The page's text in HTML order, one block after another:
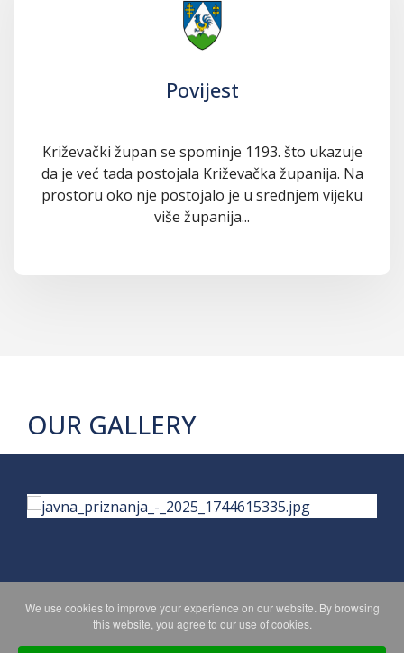
Povijest
Križevački župan se spominje 1193. što ukazuje
da je već tada postojala Križevačka županija. Na
prostoru oko nje postojalo je u srednjem vijeku
više županija...
OUR GALLERY
PRIVACY POLICY MAPA WEBA
We use cookies to improve your experience on our website. By browsing
this website, you agree to our use of cookies.